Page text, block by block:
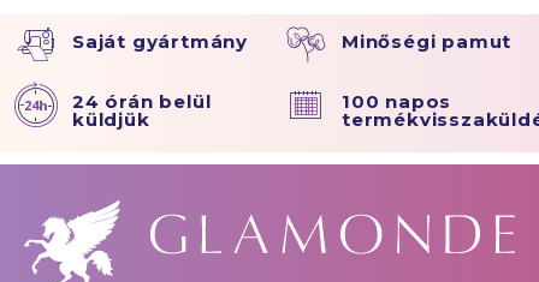
Saját gyártmány Minőségi pamut
24 órán belül
küldjük
100 napos